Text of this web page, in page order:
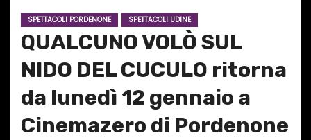
SPETTACOLI PORDENONE SPETTACOLI UDINE
QUALCUNO VOLÒ SUL
NIDO DEL CUCULO ritorna
da lunedì 12 gennaio a
Cinemazero di Pordenone